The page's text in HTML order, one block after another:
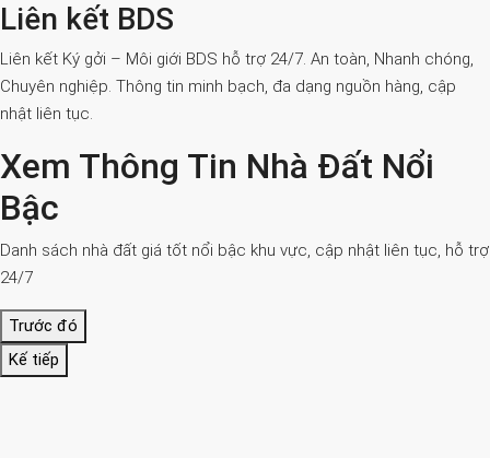
Liên kết BDS
Liên kết Ký gởi – Môi giới BDS hỗ trợ 24/7. An toàn, Nhanh chóng,
Chuyên nghiệp. Thông tin minh bạch, đa dạng nguồn hàng, cập
nhật liên tục.
Xem Thông Tin Nhà Đất Nổi
Bậc
Danh sách nhà đất giá tốt nổi bậc khu vực, cập nhật liên tục, hỗ trợ
24/7
Trước đó
Kế tiếp